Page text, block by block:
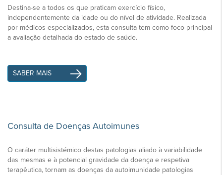
Destina-se a todos os que praticam exercício físico,
independentemente da idade ou do nível de atividade. Realizada
por médicos especializados, esta consulta tem como foco principal
a avaliação detalhada do estado de saúde.
SABER MAIS
Consulta de Doenças Autoimunes
O caráter multisistémico destas patologias aliado à variabilidade
das mesmas e à potencial gravidade da doença e respetiva
terapêutica, tornam as doenças da autoimunidade patologias